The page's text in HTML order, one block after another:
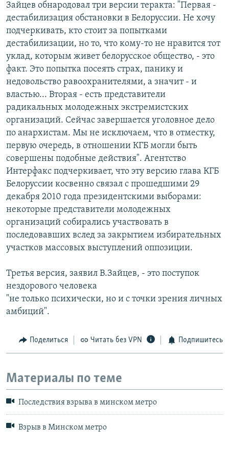
Зайцев обнародовал три версии теракта: "Первая -
дестабилизация обстановки в Белоруссии. Не хочу
подчеркивать, кто стоит за попытками
дестабилизации, но то, что кому-то не нравится тот
уклад, которым живет белорусское общество, - это
факт. Это попытка посеять страх, панику и
недовольство равоохранителями, а значит - и
властью... Вторая - есть представители
радикальных молодежных экстремистских
организаций. Сейчас завершается уголовное дело
по анархистам. Мы не исключаем, что в отместку,
первую очередь, в отношении КГБ могли быть
совершены подобные действия". Агентство
Интерфакс подчеркивает, что эту версию глава КГБ
Белоруссии косвенно связал с прошедшими 29
декабря 2010 года президентскими выборами:
некоторые представители молодежных
организаций собирались участвовать в
последовавших вслед за закрытием избирательных
участков массовых выступлений оппозиции.
Третья версия, заявил В.Зайцев, - это поступок
нездорового человека
"не только психически, но и с точки зрения личных
амбиций".
Поделиться Читать без VPN Подпишитесь
Материалы по теме
Последствия взрыва в минском метро
Взрыв в Минском метро